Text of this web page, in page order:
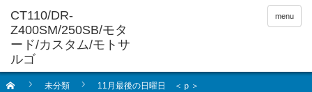
menu
未分類 11月最後の日曜日 ＜ｐ＞